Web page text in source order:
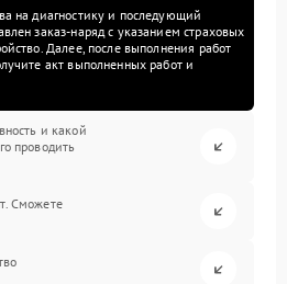
на диагностику и последующий
заказ-наряд с указанием страховых
Далее, после выполнения работ
акт выполненных работ и
и какой
проводить
Сможете